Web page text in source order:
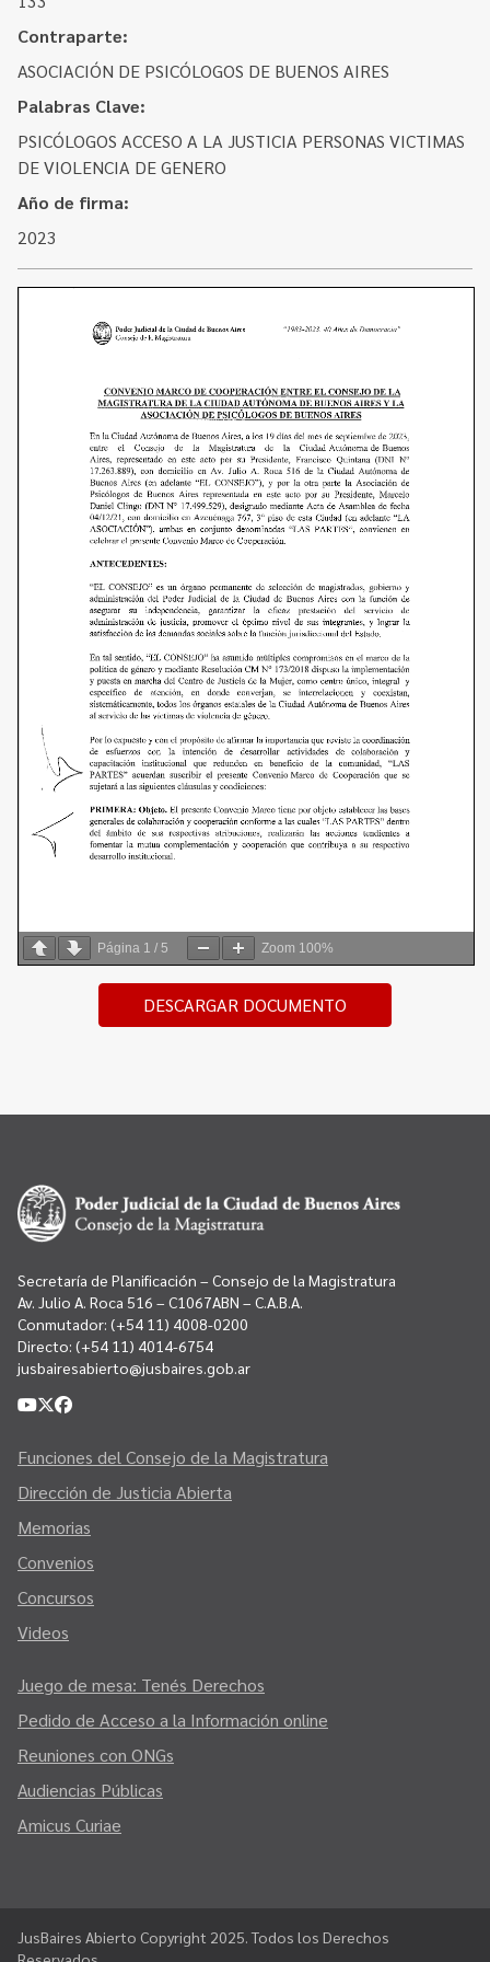
Convenios
Acceso a la información Pública
Pedido de Acceso a la Información online
Tenés Derechos
Plan de Gobierno Abierto en la Justicia
Recursos y Acceso a la Justicia
Programa Educación en Derechos Humanos
Cuento con Derechos
Transparencia
Contacto
Contraparte:
ASOCIACIÓN DE PSICÓLOGOS DE BUENOS AIRES
Palabras Clave:
PSICÓLOGOS ACCESO A LA JUSTICIA PERSONAS VICTIMAS
DE VIOLENCIA DE GENERO
Año de firma:
2023
Página 1 / 5 Zoom 100%
DESCARGAR DOCUMENTO
Secretaría de Planificación – Consejo de la Magistratura
Av. Julio A. Roca 516 – C1067ABN – C.A.B.A.
Conmutador: (+54 11) 4008-0200
Directo: (+54 11) 4014-6754
jusbairesabierto@jusbaires.gob.ar
Funciones del Consejo de la Magistratura
Dirección de Justicia Abierta
Memorias
Convenios
Concursos
Videos
Juego de mesa: Tenés Derechos
Pedido de Acceso a la Información online
Reuniones con ONGs
Audiencias Públicas
Amicus Curiae
JusBaires Abierto Copyright 2025. Todos los Derechos